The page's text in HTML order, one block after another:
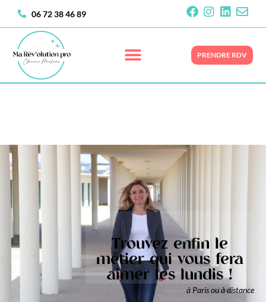
06 72 38 46 89
PRENDRE RDV
Trouvez enfin le
métier qui vous fera
aimer les lundis !
à Paris ou à distance